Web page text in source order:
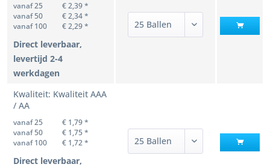
vanaf 25
€ 2,39 *
vanaf 50
€ 2,34 *
vanaf 100
€ 2,29 *
Direct leverbaar,
levertijd 2-4
werkdagen
Kwaliteit: Kwaliteit AAA
/ AA
vanaf 25
€ 1,79 *
vanaf 50
€ 1,75 *
vanaf 100
€ 1,72 *
Direct leverbaar,